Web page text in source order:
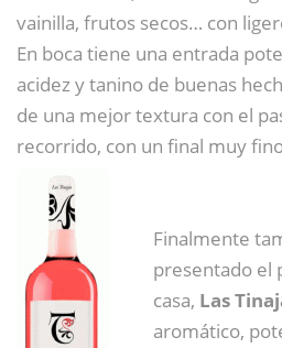
vainilla, frutos secos… con
En boca tiene una entrada
acidez y tanino de buenas
de una mejor textura con el
recorrido, con un final muy
Finalmente
presentado el
casa, Las
aromático,